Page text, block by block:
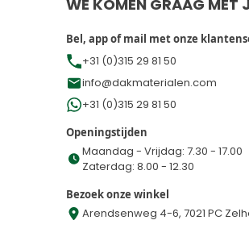
WE KOMEN GRAAG MET
Bel, app of mail met onze
+31 (0)315 29 81 50
info@dakmaterialen.com
+31 (0)315 29 81 50
Openingstijden
Maandag - Vrijdag: 7.30 - 17.00
Zaterdag: 8.00 - 12.30
Bezoek onze winkel
Arendsenweg 4-6, 7021 PC